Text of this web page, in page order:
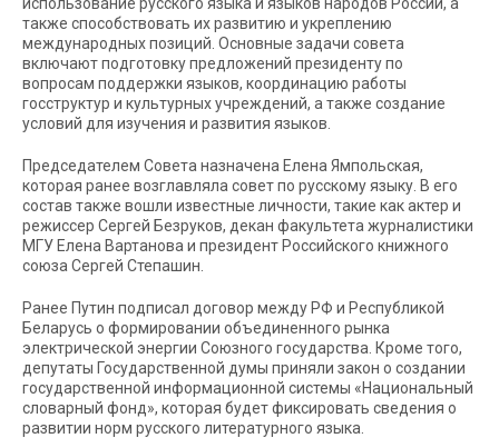
также способствовать их развитию и укреплению
международных позиций. Основные задачи совета
включают подготовку предложений президенту по
вопросам поддержки языков, координацию работы
госструктур и культурных учреждений, а также создание
условий для изучения и развития языков.
Председателем Совета назначена Елена Ямпольская,
которая ранее возглавляла совет по русскому языку. В его
состав также вошли известные личности, такие как актер и
режиссер Сергей Безруков, декан факультета журналистики
МГУ Елена Вартанова и президент Российского книжного
союза Сергей Степашин.
Ранее Путин подписал договор между РФ и Республикой
Беларусь о формировании объединенного рынка
электрической энергии Союзного государства. Кроме того,
депутаты Государственной думы приняли закон о создании
государственной информационной системы «Национальный
словарный фонд», которая будет фиксировать сведения о
развитии норм русского литературного языка.